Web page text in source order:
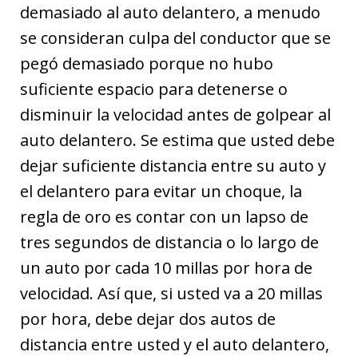
demasiado al auto delantero, a menudo
se consideran culpa del conductor que se
pegó demasiado porque no hubo
suficiente espacio para detenerse o
disminuir la velocidad antes de golpear al
auto delantero. Se estima que usted debe
dejar suficiente distancia entre su auto y
el delantero para evitar un choque, la
regla de oro es contar con un lapso de
tres segundos de distancia o lo largo de
un auto por cada 10 millas por hora de
velocidad. Así que, si usted va a 20 millas
por hora, debe dejar dos autos de
distancia entre usted y el auto delantero,